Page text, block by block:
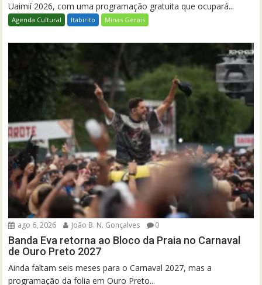
Uaimií 2026, com uma programação gratuita que ocupará...
Agenda Cultural Itabirito Minas Gerais
ago 6, 2026 João B. N. Gonçalves 0
Banda Eva retorna ao Bloco da Praia no Carnaval
de Ouro Preto 2027
Ainda faltam seis meses para o Carnaval 2027, mas a
programação da folia em Ouro Preto...